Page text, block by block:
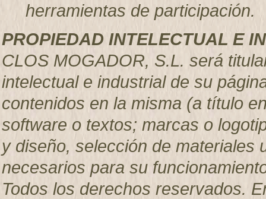
herramientas de participación.
PROPIEDAD INTELECTUAL E
CLOS MOGADOR, S.L. será
intelectual e industrial de su
contenidos en la misma (a título
software o textos; marcas o
y diseño, selección de materiales
necesarios para su
Todos los derechos reservados.